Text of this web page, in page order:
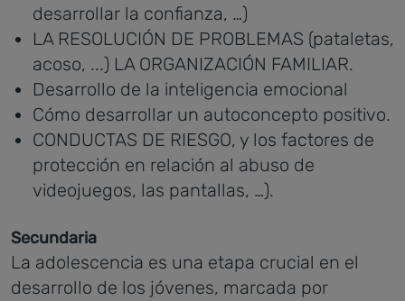
desarrollar la confianza, …)
LA RESOLUCIÓN DE PROBLEMAS (pataletas,
acoso, ...) LA ORGANIZACIÓN FAMILIAR.
Desarrollo de la inteligencia emocional
Cómo desarrollar un autoconcepto positivo.
CONDUCTAS DE RIESGO, y los factores de
protección en relación al abuso de
videojuegos, las pantallas, …).
Secundaria
La adolescencia es una etapa crucial en el
desarrollo de los jóvenes, marcada por